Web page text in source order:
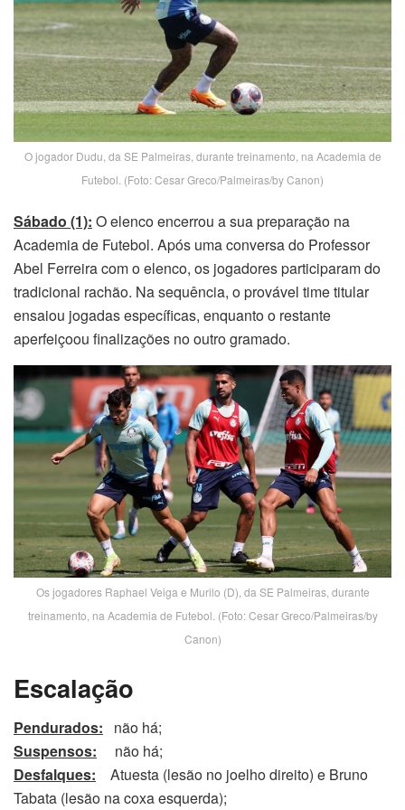
O jogador Dudu, da SE Palmeiras, durante treinamento, na Academia de
Futebol. (Foto: Cesar Greco/Palmeiras/by Canon)
Sábado (1): O elenco encerrou a sua preparação na
Academia de Futebol. Após uma conversa do Professor
Abel Ferreira com o elenco, os jogadores participaram do
tradicional rachão. Na sequência, o provável time titular
ensaiou jogadas específicas, enquanto o restante
aperfeiçoou finalizações no outro gramado.
Os jogadores Raphael Veiga e Murilo (D), da SE Palmeiras, durante
treinamento, na Academia de Futebol. (Foto: Cesar Greco/Palmeiras/by
Canon)
Escalação
Pendurados:
não há;
Suspensos: não há;
Desfalques:
Atuesta (lesão no joelho direito) e Bruno
Tabata (lesão na coxa esquerda);